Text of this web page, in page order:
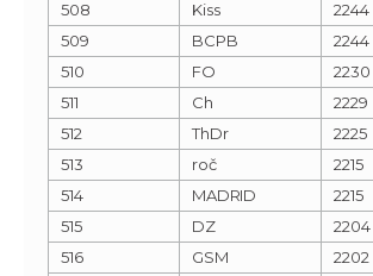
508
Kiss
2244
509
BCPB
2244
510
FO
2230
511
Ch
2229
512
ThDr
2225
513
roč
2215
514
MADRID
2215
515
DZ
2204
516
GSM
2202